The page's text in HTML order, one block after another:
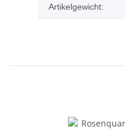
Artikelgewicht: